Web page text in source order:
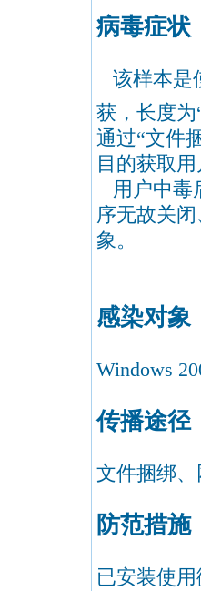
病毒症状
该样本是
获，长度为
通过“文件
目的获取
用户中毒
序无故关
象。
感染对象
Windows
传播途径
文件捆绑
防范措施
已安装使